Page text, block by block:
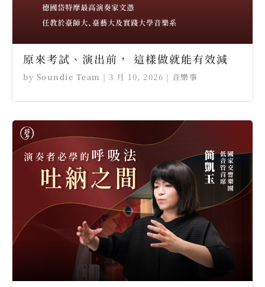
原來考試、演出前， 這樣做就能有效減
by Soundie Team | 3 月 10, 2026 | 音樂事